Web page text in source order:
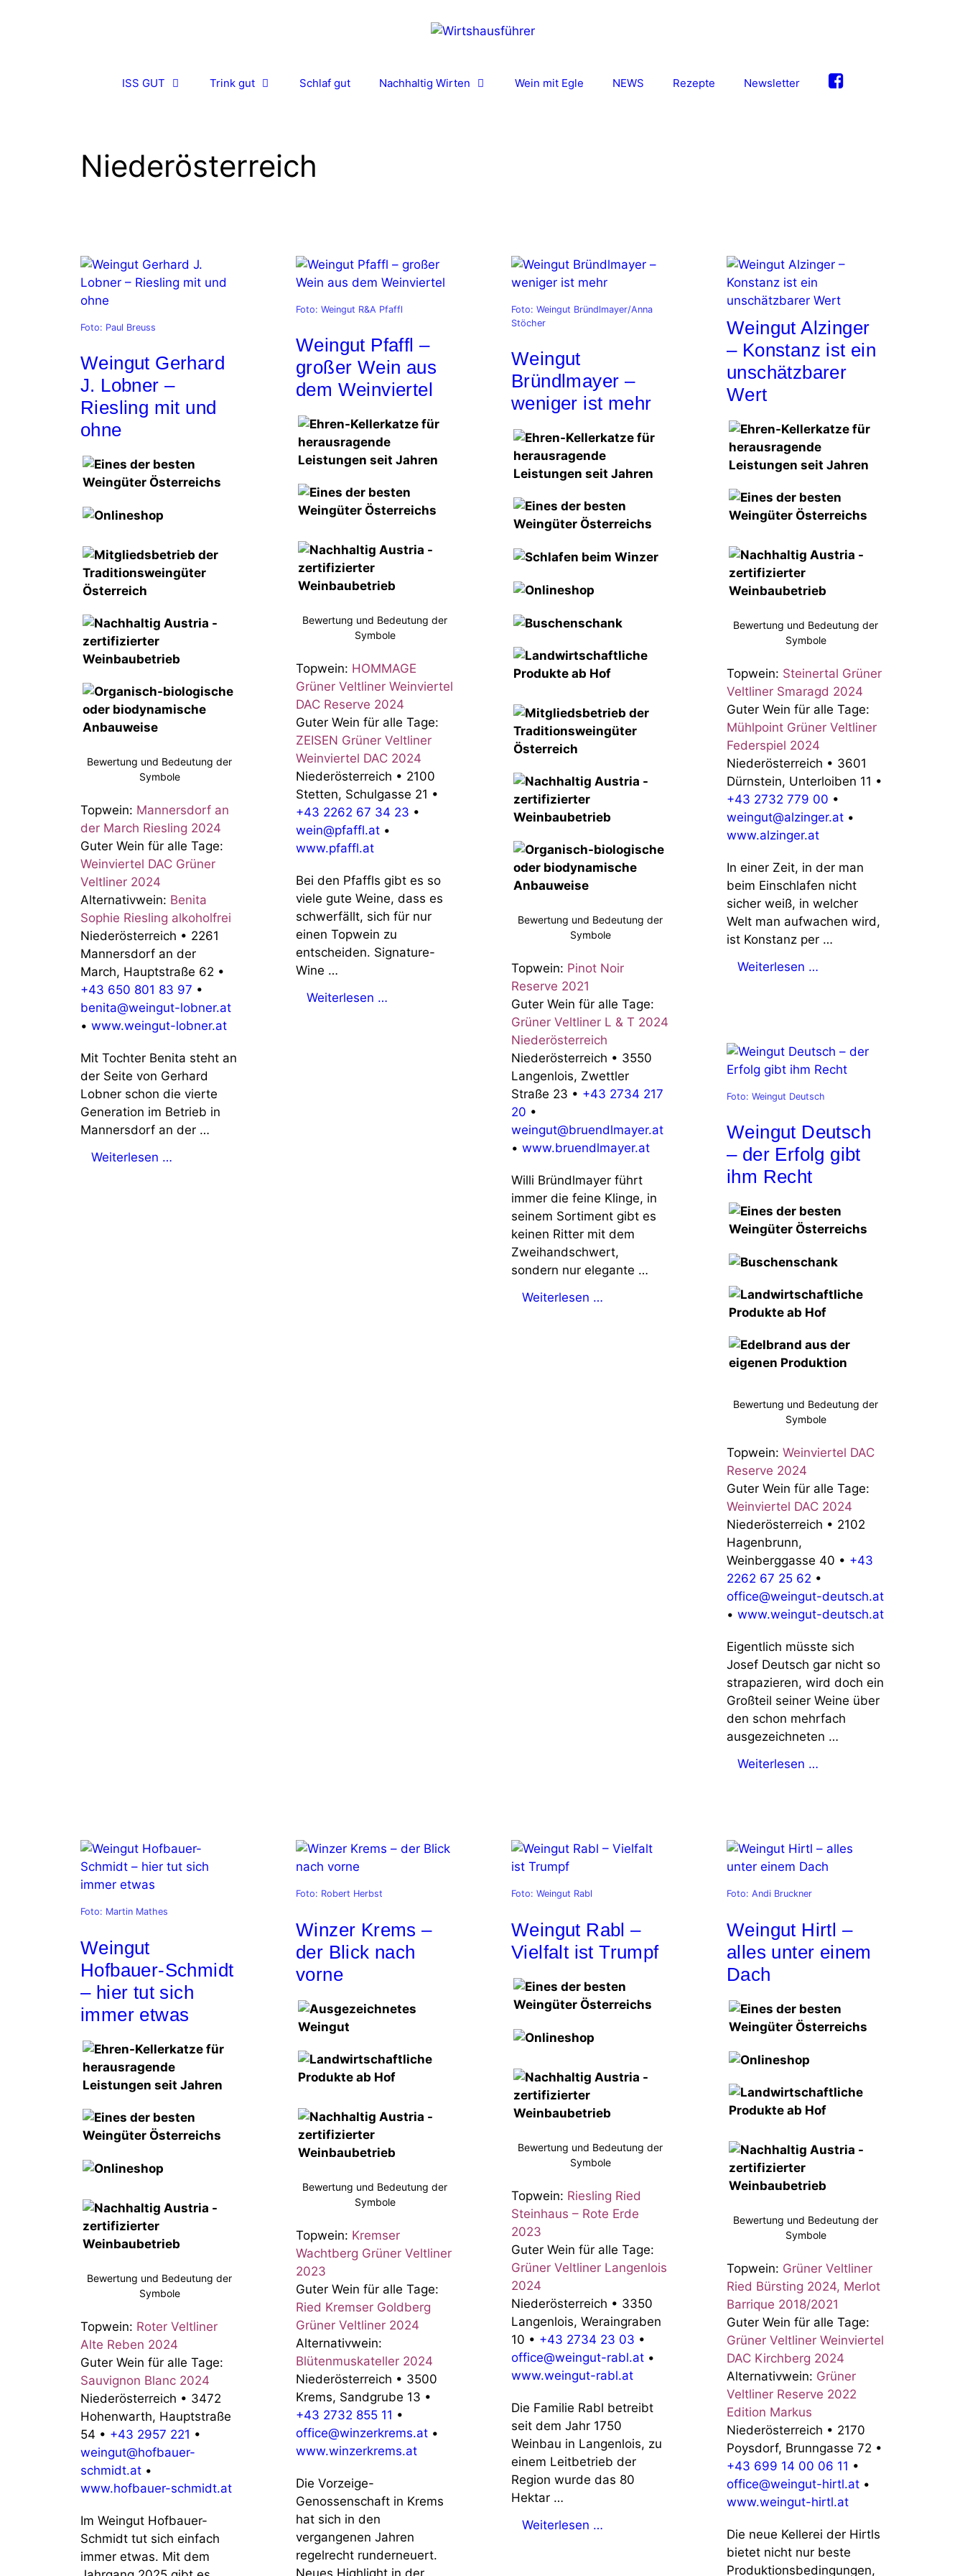
ISS GUT Trink gut Schlaf gut Nachhaltig Wirten Wein mit Egle NEWS Rezepte Newsletter
Niederösterreich
Foto: Paul Breuss
Weingut Gerhard
J. Lobner –
Riesling mit und
ohne
Bewertung und Bedeutung der
Symbole
Topwein: Mannersdorf an
der March Riesling 2024
Guter Wein für alle Tage:
Weinviertel DAC Grüner
Veltliner 2024
Alternativwein: Benita
Sophie Riesling alkoholfrei
Niederösterreich • 2261
Mannersdorf an der
March, Hauptstraße 62 •
+43 650 801 83 97 •
benita@weingut-lobner.at
• www.weingut-lobner.at
Mit Tochter Benita steht an
der Seite von Gerhard
Lobner schon die vierte
Generation im Betrieb in
Mannersdorf an der …
Weiterlesen …
Foto: Weingut R&A Pfaffl
Weingut Pfaffl –
großer Wein aus
dem Weinviertel
Bewertung und Bedeutung der
Symbole
Topwein: HOMMAGE
Grüner Veltliner Weinviertel
DAC Reserve 2024
Guter Wein für alle Tage:
ZEISEN Grüner Veltliner
Weinviertel DAC 2024
Niederösterreich • 2100
Stetten, Schulgasse 21 •
+43 2262 67 34 23 •
wein@pfaffl.at •
www.pfaffl.at
Bei den Pfaffls gibt es so
viele gute Weine, dass es
schwerfällt, sich für nur
einen Topwein zu
entscheiden. Signature-
Wine …
Weiterlesen …
Foto: Weingut Bründlmayer/Anna
Stöcher
Weingut
Bründlmayer –
weniger ist mehr
Bewertung und Bedeutung der
Symbole
Topwein: Pinot Noir
Reserve 2021
Guter Wein für alle Tage:
Grüner Veltliner L & T 2024
Niederösterreich
Niederösterreich • 3550
Langenlois, Zwettler
Straße 23 • +43 2734 217
20 •
weingut@bruendlmayer.at
• www.bruendlmayer.at
Willi Bründlmayer führt
immer die feine Klinge, in
seinem Sortiment gibt es
keinen Ritter mit dem
Zweihandschwert,
sondern nur elegante …
Weiterlesen …
Weingut Alzinger
– Konstanz ist ein
unschätzbarer
Wert
Bewertung und Bedeutung der
Symbole
Topwein: Steinertal Grüner
Veltliner Smaragd 2024
Guter Wein für alle Tage:
Mühlpoint Grüner Veltliner
Federspiel 2024
Niederösterreich • 3601
Dürnstein, Unterloiben 11 •
+43 2732 779 00 •
weingut@alzinger.at •
www.alzinger.at
In einer Zeit, in der man
beim Einschlafen nicht
sicher weiß, in welcher
Welt man aufwachen wird,
ist Konstanz per …
Weiterlesen …
Foto: Weingut Deutsch
Weingut Deutsch
– der Erfolg gibt
ihm Recht
Bewertung und Bedeutung der
Symbole
Topwein: Weinviertel DAC
Reserve 2024
Guter Wein für alle Tage:
Weinviertel DAC 2024
Niederösterreich • 2102
Hagenbrunn,
Weinberggasse 40 • +43
2262 67 25 62 •
office@weingut-deutsch.at
• www.weingut-deutsch.at
Eigentlich müsste sich
Josef Deutsch gar nicht so
strapazieren, wird doch ein
Großteil seiner Weine über
den schon mehrfach
ausgezeichneten …
Weiterlesen …
Foto: Martin Mathes
Weingut
Hofbauer-Schmidt
– hier tut sich
immer etwas
Bewertung und Bedeutung der
Symbole
Topwein: Roter Veltliner
Alte Reben 2024
Guter Wein für alle Tage:
Sauvignon Blanc 2024
Niederösterreich • 3472
Hohenwarth, Hauptstraße
54 • +43 2957 221 •
weingut@hofbauer-
schmidt.at •
www.hofbauer-schmidt.at
Im Weingut Hofbauer-
Schmidt tut sich einfach
immer etwas. Mit dem
Foto: Robert Herbst
Winzer Krems –
der Blick nach
vorne
Bewertung und Bedeutung der
Symbole
Topwein: Kremser
Wachtberg Grüner Veltliner
2023
Guter Wein für alle Tage:
Ried Kremser Goldberg
Grüner Veltliner 2024
Alternativwein:
Blütenmuskateller 2024
Niederösterreich • 3500
Krems, Sandgrube 13 •
+43 2732 855 11 •
office@winzerkrems.at •
www.winzerkrems.at
Die Vorzeige-
Genossenschaft in Krems
hat sich in den
vergangenen Jahren
regelrecht runderneuert.
Neues Highlight in der
Foto: Weingut Rabl
Weingut Rabl –
Vielfalt ist Trumpf
Bewertung und Bedeutung der
Symbole
Topwein: Riesling Ried
Steinhaus – Rote Erde
2023
Guter Wein für alle Tage:
Grüner Veltliner Langenlois
2024
Niederösterreich • 3350
Langenlois, Weraingraben
10 • +43 2734 23 03 •
office@weingut-rabl.at •
www.weingut-rabl.at
Die Familie Rabl betreibt
seit dem Jahr 1750
Weinbau in Langenlois, zu
einem Leitbetrieb der
Region wurde das 80
Hektar …
Weiterlesen …
Foto: Andi Bruckner
Weingut Hirtl –
alles unter einem
Dach
Bewertung und Bedeutung der
Symbole
Topwein: Grüner Veltliner
Ried Bürsting 2024, Merlot
Barrique 2018/2021
Guter Wein für alle Tage:
Grüner Veltliner Weinviertel
DAC Kirchberg 2024
Alternativwein: Grüner
Veltliner Reserve 2022
Edition Markus
Niederösterreich • 2170
Poysdorf, Brunngasse 72 •
+43 699 14 00 06 11 •
office@weingut-hirtl.at •
www.weingut-hirtl.at
Die neue Kellerei der Hirtls
bietet nicht nur beste
Produktionsbedingungen,